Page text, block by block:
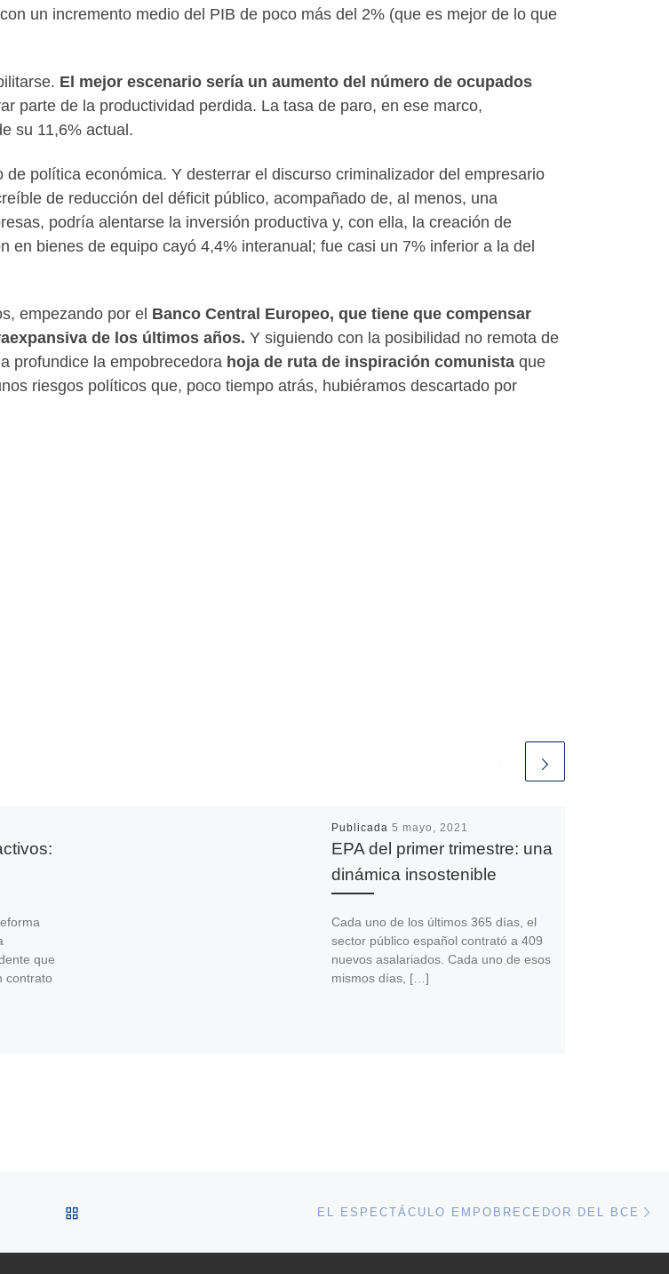
un incremento medio del PIB de poco más del 2% (que es mejor de lo que
El mejor escenario sería un aumento del número de ocupados
parte de la productividad perdida. La tasa de paro, en ese marco,
su 11,6% actual.
política económica. Y desterrar el discurso criminalizador del empresario
de reducción del déficit público, acompañado de, al menos, una
podría alentarse la inversión productiva y, con ella, la creación de
en bienes de equipo cayó 4,4% interanual; fue casi un 7% inferior a la del
empezando por el Banco Central Europeo, que tiene que compensar
de los últimos años. Y siguiendo con la posibilidad no remota de
profundice la empobrecedora hoja de ruta de inspiración comunista que
riesgos políticos que, poco tiempo atrás, hubiéramos descartado por
que
contrato
Publicada 5 mayo, 2021
EPA del primer trimestre: una
dinámica insostenible
Cada uno de los últimos 365 días, el
sector público español contrató a 409
nuevos asalariados. Cada uno de esos
mismos días, […]
VOLVER A LA LISTA DE ENTRADASEL ESPECTÁCULO EMPOBRECEDOR DEL BCE